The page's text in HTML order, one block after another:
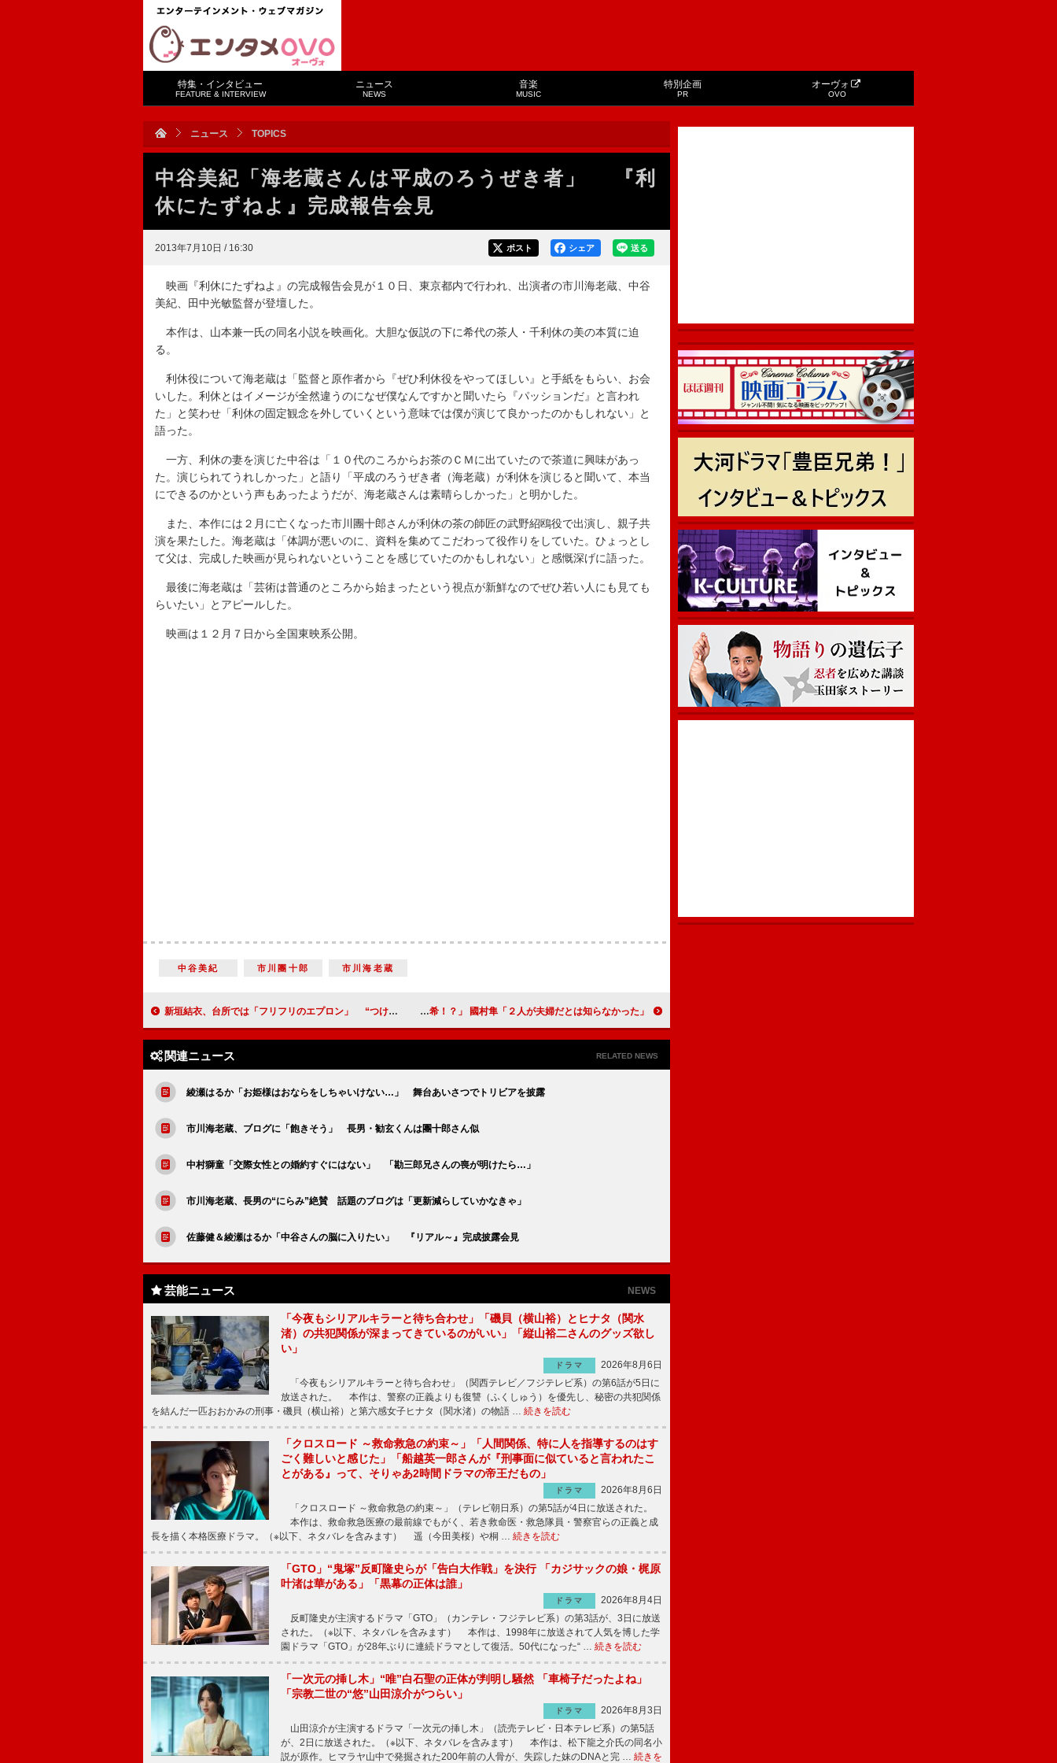
特集・インタビュー
FEATURE & INTERVIEW
ニュース
NEWS
音楽
MUSIC
特別企画
PR
オーヴォ
OVO
ニュース TOPICS
中谷美紀「海老蔵さんは平成のろうぜき者」 『利
休にたずねよ』完成報告会見
2013年7月10日 / 16:30 送る
シェア
ポスト
映画『利休にたずねよ』の完成報告会見が１０日、東京都内で行われ、出演者の市川海老蔵、中谷
美紀、田中光敏監督が登壇した。
本作は、山本兼一氏の同名小説を映画化。大胆な仮説の下に希代の茶人・千利休の美の本質に迫
る。
利休役について海老蔵は「監督と原作者から『ぜひ利休役をやってほしい』と手紙をもらい、お会
いした。利休とはイメージが全然違うのになぜ僕なんですかと聞いたら『パッションだ』と言われ
た」と笑わせ「利休の固定観念を外していくという意味では僕が演じて良かったのかもしれない」と
語った。
一方、利休の妻を演じた中谷は「１０代のころからお茶のＣＭに出ていたので茶道に興味があっ
た。演じられてうれしかった」と語り「平成のろうぜき者（海老蔵）が利休を演じると聞いて、本当
にできるのかという声もあったようだが、海老蔵さんは素晴らしかった」と明かした。
また、本作には２月に亡くなった市川團十郎さんが利休の茶の師匠の武野紹鴎役で出演し、親子共
演を果たした。海老蔵は「体調が悪いのに、資料を集めてこだわって役作りをしていた。ひょっとし
て父は、完成した映画が見られないということを感じていたのかもしれない」と感慨深げに語った。
最後に海老蔵は「芸術は普通のところから始まったという視点が新鮮なのでぜひ若い人にも見ても
らいたい」とアピールした。
映画は１２月７日から全国東映系公開。
中谷美紀 市川團十郎 市川海老蔵
新垣結衣、台所では「フリフリのエプロン」 “つけめん”チキンラーメンを実演 水谷豊＆伊藤蘭「次の共演は古希！？」 國村隼「２人が夫婦だとは知らなかった」
関連ニュース RELATED NEWS
綾瀬はるか「お姫様はおならをしちゃいけない…」 舞台あいさつでトリビアを披露
市川海老蔵、ブログに「飽きそう」 長男・勧玄くんは團十郎さん似
中村獅童「交際女性との婚約すぐにはない」 「勘三郎兄さんの喪が明けたら…」
市川海老蔵、長男の“にらみ”絶賛 話題のブログは「更新減らしていかなきゃ」
佐藤健＆綾瀬はるか「中谷さんの脳に入りたい」 『リアル～』完成披露会見
芸能ニュース NEWS
「今夜もシリアルキラーと待ち合わせ」「磯貝（横山裕）とヒナタ（関水
渚）の共犯関係が深まってきているのがいい」「縦山裕二さんのグッズ欲し
い」
ドラマ
2026年8月6日
「今夜もシリアルキラーと待ち合わせ」（関西テレビ／フジテレビ系）の第6話が5日に
放送された。 本作は、警察の正義よりも復讐（ふくしゅう）を優先し、秘密の共犯関係
を結んだ一匹おおかみの刑事・磯貝（横山裕）と第六感女子ヒナタ（関水渚）の物語 … 続きを読む
「クロスロード ～救命救急の約束～」「人間関係、特に人を指導するのはす
ごく難しいと感じた」「船越英一郎さんが『刑事面に似ていると言われたこ
とがある』って、そりゃあ2時間ドラマの帝王だもの」
ドラマ
2026年8月6日
「クロスロード ～救命救急の約束～」（テレビ朝日系）の第5話が4日に放送された。
本作は、救命救急医療の最前線でもがく、若き救命医・救急隊員・警察官らの正義と成
長を描く本格医療ドラマ。（※以下、ネタバレを含みます） 遥（今田美桜）や桐 … 続きを読む
「GTO」“鬼塚”反町隆史らが「告白大作戦」を決行 「カジサックの娘・梶原
叶渚は華がある」「黒幕の正体は誰」
ドラマ
2026年8月4日
反町隆史が主演するドラマ「GTO」（カンテレ・フジテレビ系）の第3話が、3日に放送
された。（※以下、ネタバレを含みます） 本作は、1998年に放送されて人気を博した学
園ドラマ「GTO」が28年ぶりに連続ドラマとして復活。50代になった“ … 続きを読む
「一次元の挿し木」“唯”白石聖の正体が判明し騒然 「車椅子だったよね」
「宗教二世の“悠”山田涼介がつらい」
ドラマ
2026年8月3日
山田涼介が主演するドラマ「一次元の挿し木」（読売テレビ・日本テレビ系）の第5話
が、2日に放送された。（※以下、ネタバレを含みます） 本作は、松下龍之介氏の同名小
説が原作。ヒマラヤ山中で発掘された200年前の人骨が、失踪した妹のDNAと完 … 続きを